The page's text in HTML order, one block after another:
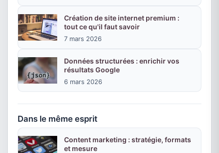
Création de site internet premium :
tout ce qu'il faut savoir
7 mars 2026
Données structurées : enrichir vos
résultats Google
6 mars 2026
Dans le même esprit
Content marketing : stratégie, formats
et mesure